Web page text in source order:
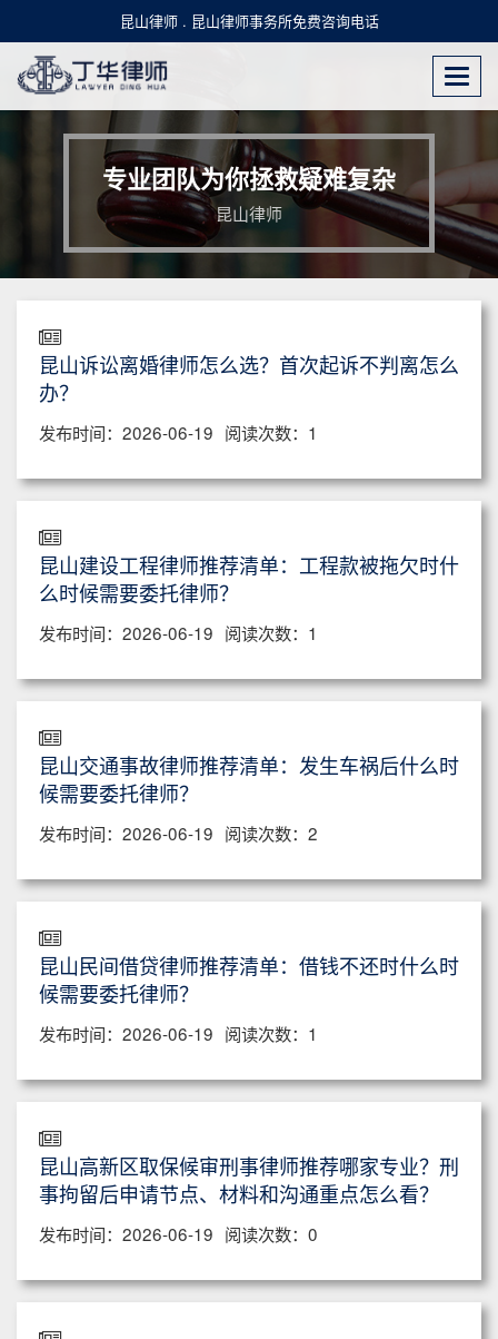
昆山律师 . 昆山律师事务所免费咨询电话
专业团队为你拯救疑难复杂
昆山律师
昆山诉讼离婚律师怎么选？首次起诉不判离怎么
办？
发布时间：2026-06-19 阅读次数：1
昆山建设工程律师推荐清单：工程款被拖欠时什
么时候需要委托律师？
发布时间：2026-06-19 阅读次数：1
昆山交通事故律师推荐清单：发生车祸后什么时
候需要委托律师？
发布时间：2026-06-19 阅读次数：2
昆山民间借贷律师推荐清单：借钱不还时什么时
候需要委托律师？
发布时间：2026-06-19 阅读次数：1
昆山高新区取保候审刑事律师推荐哪家专业？刑
事拘留后申请节点、材料和沟通重点怎么看？
发布时间：2026-06-19 阅读次数：0